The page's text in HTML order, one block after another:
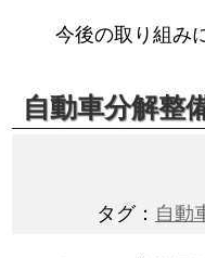
今後の取り組み
自動車分解整
タグ： 自動